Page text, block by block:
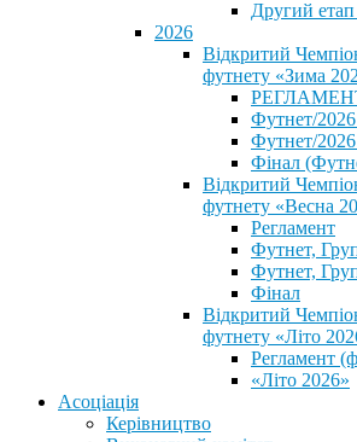
Другий
2026
Відкритий
футнету «Зима
Футнет/
Футнет/
Фінал
Відкритий
футнету «Весна
Регламент
Футнет,
Футнет,
Фінал
Відкритий
футнету «Літо
Регламент
«Літо 2026»
Асоціація
Керівництво